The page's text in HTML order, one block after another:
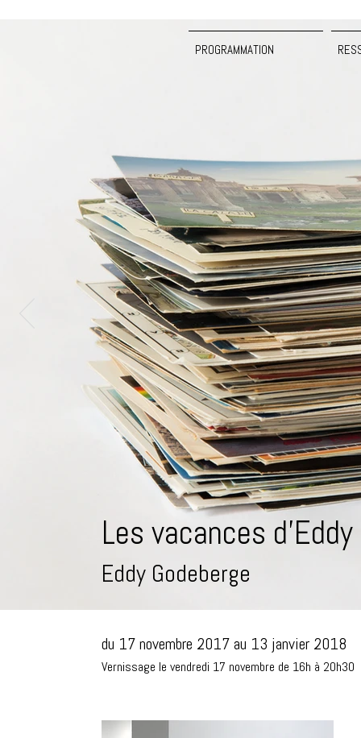
PROGRAMMATION
Les vacances d'Eddy
Eddy Godeberge
du 17 novembre 2017 au 13 janvier 2018
Vernissage le vendredi 17 novembre de 16h à 20h30